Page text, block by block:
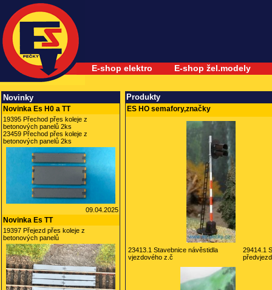
Novinky
Novinka Es H0 a TT
19395 Přechod přes koleje z
betonových panelů 2ks
23459 Přechod přes koleje z
betonových panelů 2ks
09.04.2025
Novinka Es TT
19397 Přejezd přes koleje z
betonových panelů
Produkty
ES HO semafory,značky
23413.1 Stavebnice návěstidla
vjezdového z.č
29414.1
E-shop elektro E-shop žel.modely